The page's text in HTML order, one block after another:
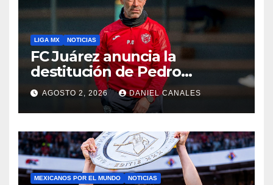
LIGA MX NOTICIAS
FC Juárez anuncia la
destitución de Pedro
Caixinha
AGOSTO 2, 2026 DANIEL CANALES
MEXICANOS POR EL MUNDO NOTICIAS